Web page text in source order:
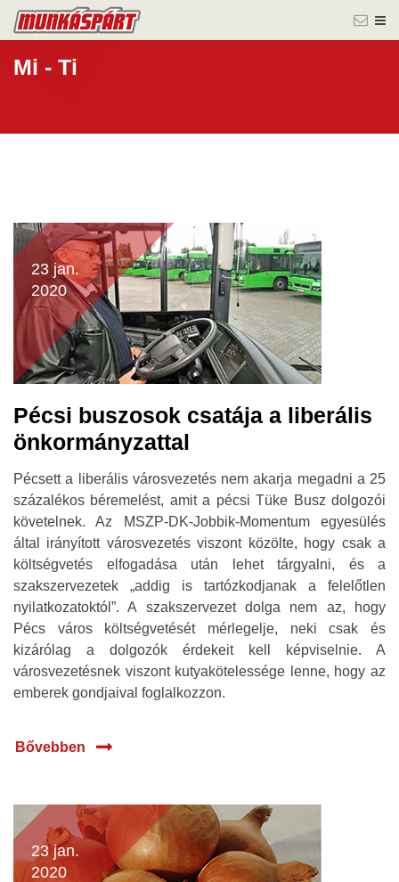
Mi - Ti
23 jan.
2020
Pécsi buszosok csatája a liberális
önkormányzattal
Pécsett a liberális városvezetés nem akarja megadni a 25
százalékos béremelést, amit a pécsi Tüke Busz dolgozói
követelnek. Az MSZP-DK-Jobbik-Momentum egyesülés
által irányított városvezetés viszont közölte, hogy csak a
költségvetés elfogadása után lehet tárgyalni, és a
szakszervezetek „addig is tartózkodjanak a felelőtlen
nyilatkozatoktól”. A szakszervezet dolga nem az, hogy
Pécs város költségvetését mérlegelje, neki csak és
kizárólag a dolgozók érdekeit kell képviselnie. A
városvezetésnek viszont kutyakötelessége lenne, hogy az
emberek gondjaival foglalkozzon.
Bővebben
23 jan.
2020